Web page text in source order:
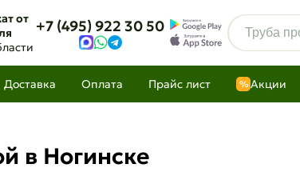
от +7 (495) 922 30 50
Доставка Оплата Прайс лист % Акции
в Ногинске